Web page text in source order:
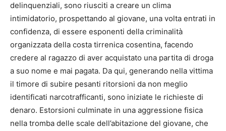
delinquenziali, sono riusciti a creare un clima
intimidatorio, prospettando al giovane, una volta entrati in
confidenza, di essere esponenti della criminalità
organizzata della costa tirrenica cosentina, facendo
credere al ragazzo di aver acquistato una partita di droga
a suo nome e mai pagata. Da qui, generando nella vittima
il timore di subire pesanti ritorsioni da non meglio
identificati narcotrafficanti, sono iniziate le richieste di
denaro. Estorsioni culminate in una aggressione fisica
nella tromba delle scale dell’abitazione del giovane, che